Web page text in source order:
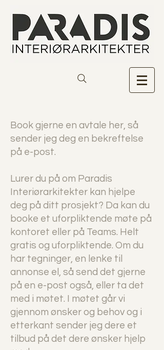
Book gjerne en avtale her, så
sender jeg deg en bekreftelse
på e-post.
Lurer du på om Paradis
Interiørarkitekter kan hjelpe
deg på ditt prosjekt? Da kan du
booke et uforpliktende møte på
kontoret eller på Teams. Helt
gratis og uforpliktende. Om du
har tegninger, en lenke til
annonse el, så send det gjerne
på en e-post også, eller ta det
med i møtet. I møtet går vi
gjennom ønsker og behov og i
etterkant sender jeg dere et
tilbud på det dere ønsker hjelp